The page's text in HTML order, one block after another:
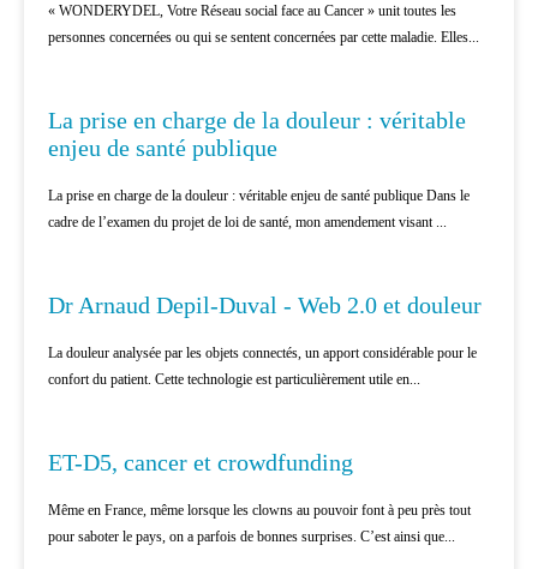
« WONDERYDEL, Votre Réseau social face au Cancer » unit toutes les
personnes concernées ou qui se sentent concernées par cette maladie. Elles...
La prise en charge de la douleur : véritable
enjeu de santé publique
La prise en charge de la douleur : véritable enjeu de santé publique Dans le
cadre de l’examen du projet de loi de santé, mon amendement visant ...
Dr Arnaud Depil-Duval - Web 2.0 et douleur
La douleur analysée par les objets connectés, un apport considérable pour le
confort du patient. Cette technologie est particulièrement utile en...
ET-D5, cancer et crowdfunding
Même en France, même lorsque les clowns au pouvoir font à peu près tout
pour saboter le pays, on a parfois de bonnes surprises. C’est ainsi que...